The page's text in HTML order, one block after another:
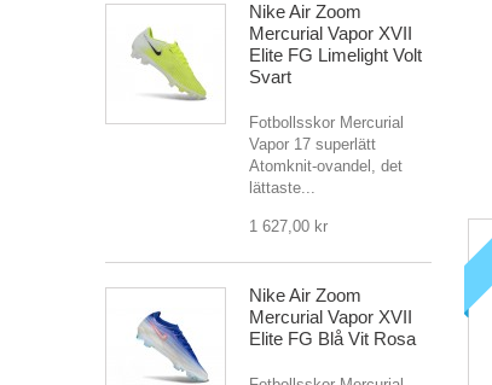
Nike Air Zoom
Mercurial Vapor XVII
Elite FG Limelight Volt
Svart
Fotbollsskor Mercurial
Vapor 17 superlätt
Atomknit-ovandel, det
lättaste...
1 627,00 kr
Nike Air Zoom
Mercurial Vapor XVII
Elite FG Blå Vit Rosa